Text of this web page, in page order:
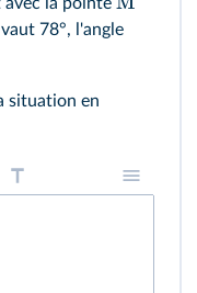
vaut 78°, l'angle
situation en